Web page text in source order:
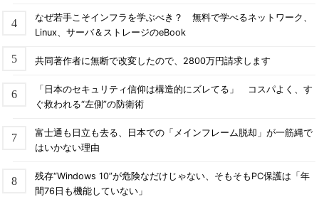
なぜ若手こそインフラを学ぶべき？ 無料で学べるネットワーク、
Linux、サーバ＆ストレージのeBook
共同著作者に無断で改変したので、2800万円請求します
「日本のセキュリティ信仰は構造的にズレてる」 コスパよく、す
ぐ救われる“左側”の防衛術
富士通も日立も去る、日本での「メインフレーム脱却」が一筋縄で
はいかない理由
残存“Windows 10”が危険なだけじゃない、そもそもPC保護は「年
間76日も機能していない」